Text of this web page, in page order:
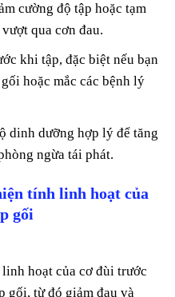
cường độ tập hoặc tạm
qua cơn đau.
khi tập, đặc biệt nếu bạn
hoặc mắc các bệnh lý
dinh dưỡng hợp lý để tăng
ngừa tái phát.
tính linh hoạt của
gối
hoạt của cơ đùi trước
gối, từ đó giảm đau và